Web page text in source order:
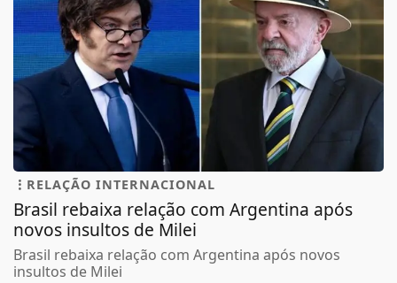
RELAÇÃO INTERNACIONAL
Brasil rebaixa relação com Argentina após
novos insultos de Milei
Brasil rebaixa relação com Argentina após novos
insultos de Milei